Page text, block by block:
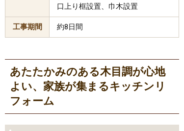
口上り框設置、巾木設置
工事期間 約8日間
あたたかみのある木目調が心地
よい、家族が集まるキッチンリ
フォーム